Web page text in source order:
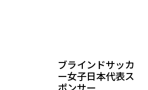
ブラインドサッカ
ー女子日本代表ス